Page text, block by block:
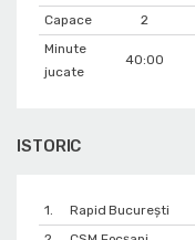
Capace 2
Minute
jucate
40:00
ISTORIC
1. Rapid București